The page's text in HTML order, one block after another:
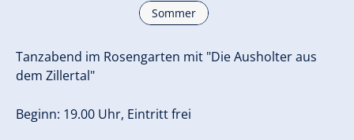
Sommer
Tanzabend im Rosengarten mit "Die Ausholter aus
dem Zillertal"
Beginn: 19.00 Uhr, Eintritt frei